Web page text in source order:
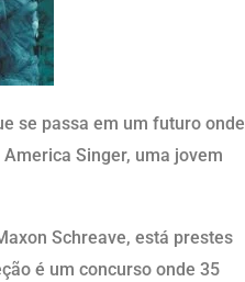
se passa em um futuro onde
Singer, uma jovem
Schreave, está prestes
é um concurso onde 35